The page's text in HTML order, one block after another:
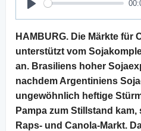
Play
HAMBURG. Die Märkte für
unterstützt vom
an. Brasiliens hoher
nachdem Argentiniens
ungewöhnlich heftige
Pampa zum Stillstand
Raps- und Canola-Markt.